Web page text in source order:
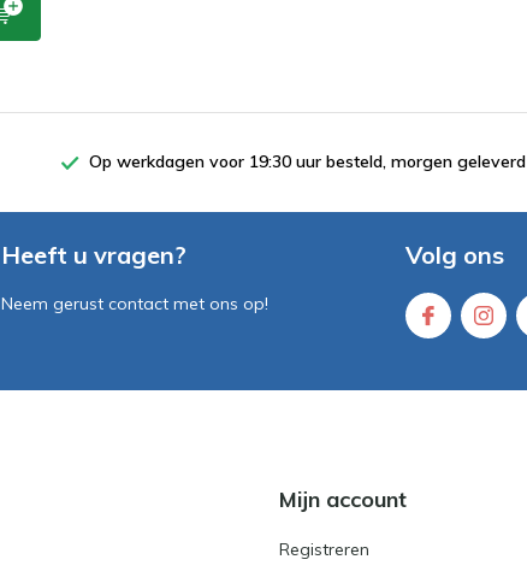
Op werkdagen voor 19:30 uur besteld, morgen geleverd
Heeft u vragen?
Neem gerust contact met ons op!
Volg ons
Mijn account
Registreren